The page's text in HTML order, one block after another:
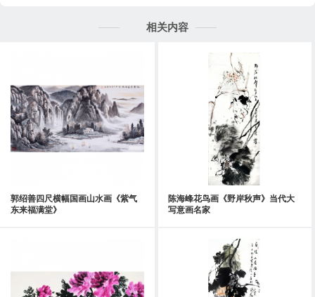
相关内容
郭绍善四尺横幅国画山水画《紫气
东来福满堂》
陈海峰花鸟画《野岸秋声》当代大
写意画名家